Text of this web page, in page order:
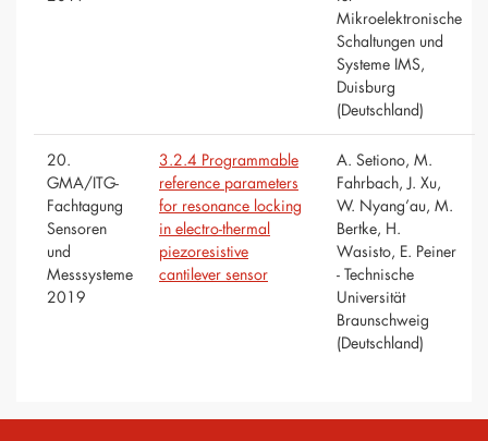
Mikroelektronische
Schaltungen und
Systeme IMS,
Duisburg
(Deutschland)
20.
GMA/ITG-
Fachtagung
Sensoren
und
Messsysteme
2019
3.2.4 Programmable
reference parameters
for resonance locking
in electro-thermal
piezoresistive
cantilever sensor
A. Setiono, M.
Fahrbach, J. Xu,
W. Nyang’au, M.
Bertke, H.
Wasisto, E. Peiner
- Technische
Universität
Braunschweig
(Deutschland)